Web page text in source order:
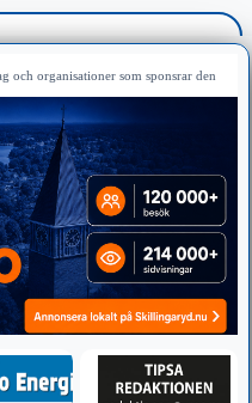
och organisationer som sponsrar den